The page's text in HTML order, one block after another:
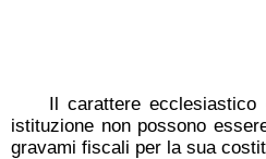
Il carattere
istituzione non possono
gravami fiscali per la sua